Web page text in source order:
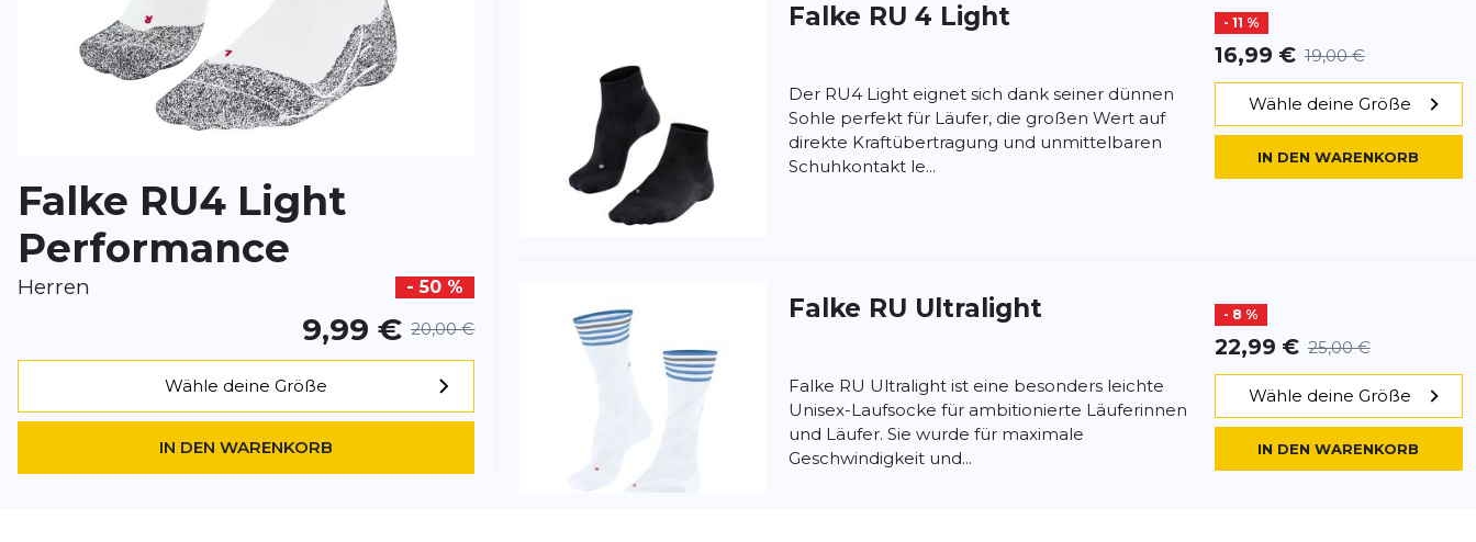
Pflichtfelder
BEWERTUNG HINZUFÜGEN
Dieses Formular ist durch reCAPTCHA geschützt – es gelten die Datenschutzbestimmungenund Nutzungsbedingungen
Google.
Falke RU4 Light
Performance
Herren - 50 %
9,99 € 20,00 €
Wähle deine Größe
IN DEN WARENKORB
Falke RU 4 Light - 11 %
16,99 € 19,00 €
Der RU4 Light eignet sich dank seiner dünnen
Sohle perfekt für Läufer, die großen Wert auf
direkte Kraftübertragung und unmittelbaren
Schuhkontakt le...
Wähle deine Größe
IN DEN WARENKORB
Falke RU Ultralight - 8 %
22,99 € 25,00 €
Falke RU Ultralight ist eine besonders leichte
Unisex-Laufsocke für ambitionierte Läuferinnen
und Läufer. Sie wurde für maximale
Geschwindigkeit und...
Wähle deine Größe
IN DEN WARENKORB